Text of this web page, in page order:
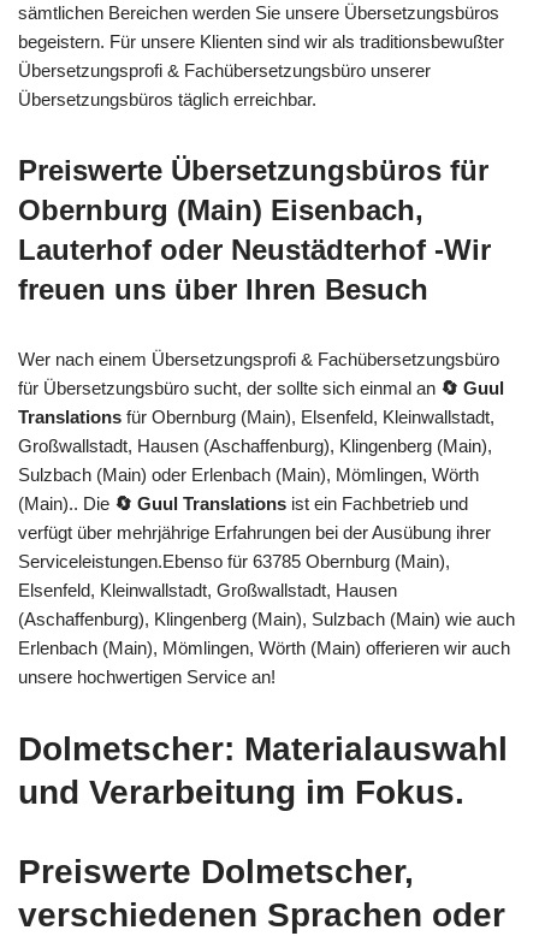
sämtlichen Bereichen werden Sie unsere Übersetzungsbüros
begeistern. Für unsere Klienten sind wir als traditionsbewußter
Übersetzungsprofi & Fachübersetzungsbüro unserer
Übersetzungsbüros täglich erreichbar.
Preiswerte Übersetzungsbüros für
Obernburg (Main) Eisenbach,
Lauterhof oder Neustädterhof -Wir
freuen uns über Ihren Besuch
Wer nach einem Übersetzungsprofi & Fachübersetzungsbüro
für Übersetzungsbüro sucht, der sollte sich einmal an 🔄 Guul
Translations für Obernburg (Main), Elsenfeld, Kleinwallstadt,
Großwallstadt, Hausen (Aschaffenburg), Klingenberg (Main),
Sulzbach (Main) oder Erlenbach (Main), Mömlingen, Wörth
(Main).. Die 🔄 Guul Translations ist ein Fachbetrieb und
verfügt über mehrjährige Erfahrungen bei der Ausübung ihrer
Serviceleistungen.Ebenso für 63785 Obernburg (Main),
Elsenfeld, Kleinwallstadt, Großwallstadt, Hausen
(Aschaffenburg), Klingenberg (Main), Sulzbach (Main) wie auch
Erlenbach (Main), Mömlingen, Wörth (Main) offerieren wir auch
unsere hochwertigen Service an!
Dolmetscher: Materialauswahl
und Verarbeitung im Fokus.
Preiswerte Dolmetscher,
verschiedenen Sprachen oder